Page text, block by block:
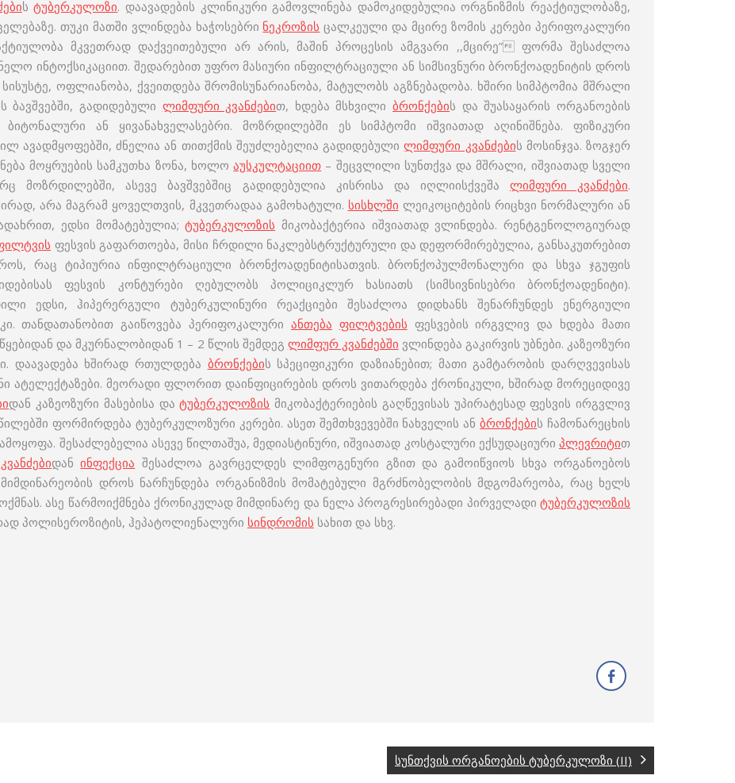
სტუბერკულოზი. დაავადების კლინიკური გამოვლინება დამოკიდებულია ორგნიზმის რეაქტიულობაზე,
თუკი მათში ვლინდება ხაჭოსებრი ნეკროზის ცალკეული და მცირე ზომის კერები პერიფოკალური
მკვეთრად დაქვეითებული არ არის, მაშინ პროცესის ამგვარი ,,მცირე” ფორმა შესაძლოა
ინტოქსიკაციით. შედარებით უფრო მასიური ინფილტრაციული ან სიმსივნური ბრონქოადენიტის დროს
ოფლიანობა, ქვეითდება შრომისუნარიანობა, მატულობს აგზნებადობა. ხშირი სიმპტომია მშრალი
ბავშვებში, გადიდებული ლიმფური კვანძებით, ხდება მსხვილიბრონქების და შუასაყარის ორგანოების
ან ყივანახველასებრი. მოზრდილებში ეს სიმპტომი იშვიათად აღინიშნება. ფიზიკური
ავადმყოფებში, ძნელია ან თითქმის შეუძლებელია გადიდებულილიმფური კვანძების მოსინჯვა. ზოგჯერ
მოყრუების სამკუთხა ზონა, ხოლოაუსკულტაციით – შეცვლილი სუნთქვა და მშრალი, იშვიათად სველი
მოზრდილებში, ასევე ბავშვებშიც გადიდებულია კისრისა და იღლიისქვეშა ლიმფური კვანძები.
არა მაგრამ ყოველთვის, მკვეთრადაა გამოხატული. სისხლში ლეიკოციტების რიცხვი ნორმალური ან
ედსი მომატებულია;ტუბერკულოზის მიკობაქტერია იშვიათად ვლინდება. რენტგენოლოგიურად
ფესვის გაფართოება, მისი ჩრდილი ნაკლებსტრუქტურული და დეფორმირებულია, განსაკუთრებით
რაც ტიპიურია ინფილტრაციული ბრონქოადენიტისათვის. ბრონქოპულმონალური და სხვა ჯგუფის
ფესვის კონტურები ღებულობს პოლიციკლურ ხასიათს (სიმსივნისებრი ბრონქოადენიტი).
ედსი, ჰიპერერგული ტუბერკულინური რეაქციები შესაძლოა დიდხანს შენარჩუნდეს ენერგიული
თანდათანობით გაიწოვება პერიფოკალური ანთება ფილტვების ფესვების ირგვლივ და ხდება მათი
და მკურნალობიდან 1 – 2 წლის შემდეგ ლიმფურ კვანძებში ვლინდება გაკირვის უბნები. კაზეოზური
დაავადება ხშირად რთულდება ბრონქების სპეციფიკური დაზიანებით; მათი გამტარობის დარღვევისას
ატელექტაზები. მეორადი ფლორით დაინფიცირების დროს ვითარდება ქრონიკული, ხშირად მორეციდივე
დან კაზეოზური მასებისა დატუბერკულოზის მიკობაქტერიების გაღწევისას უპირატესად ფესვის ირგვლივ
ფორმირდება ტუბერკულოზური კერები. ასეთ შემთხვევებში ნახველის ანბრონქების ჩამონარეცხის
შესაძლებელია ასევე წილთაშუა, მედიასტინური, იშვიათად კოსტალური ექსუდაციური პლევრიტით
დანინფექცია შესაძლოა გავრცელდეს ლიმფოგენური გზით და გამოიწვიოს სხვა ორგანოებოს
დროს ნარჩუნდება ორგანიზმის მომატებული მგრძნობელობის მდგომარეობა, რაც ხელს
ასე წარმოიქმნება ქრონიკულად მიმდინარე და ნელა პროგრესირებადი პირველადი ტუბერკულოზის
პოლისეროზიტის, ჰეპატოლიენალური სინდრომის სახით და სხვ.
სუნთქვის ორგანოების ტუბერკულოზი (II)